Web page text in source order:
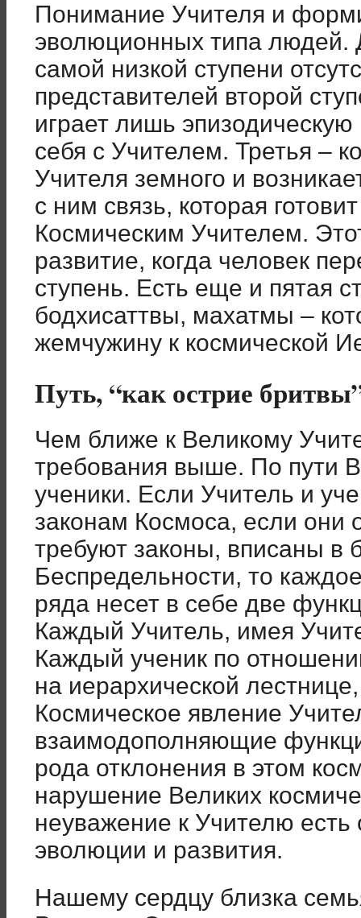
Понимание Учителя и
эволюционных типа людей.
самой низкой ступени
представителей второй
играет лишь
себя с Учителем. Третья –
Учителя земного и
с ним связь, которая
Космическим Учителем.
развитие, когда человек
ступень. Есть еще и пятая
бодхисаттвы, махатмы –
жемчужину к космической
Путь, “как острие
Чем ближе к Великому
требования выше. По пути
ученики. Если Учитель и
законам Космоса, если они
требуют законы, вписаны в
Беспредельности, то
ряда несет в себе две
Каждый Учитель, имея
Каждый ученик по
на иерархической
Космическое явление
взаимодополняющие
рода отклонения в этом
нарушение Великих
неуважение к Учителю есть
эволюции и развития.
Нашему сердцу близка